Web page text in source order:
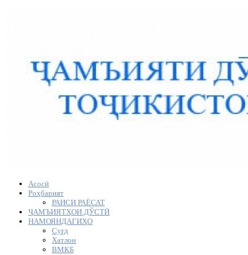
Асосӣ
Роҳбарият
РАИСИ РАЁСАТ
ҶАМЪИЯТҲОИ ДЎСТӢ
НАМОЯНДАГИҲО
Суғд
Хатлон
ВМКБ